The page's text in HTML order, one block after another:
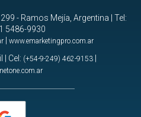
- Ramos Mejía, Argentina | Tel:
5486-9930
| www.emarketingpro.com.ar
| Cel: (+54-9-249) 462-9153|